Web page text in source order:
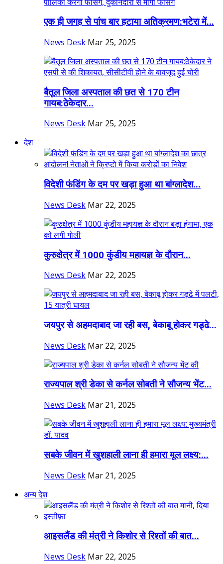
एक ही जगह से पांच बार हटाया अतिक्रमण:भटेरा में...
News Desk Mar 25, 2025
बैतूल जिला अस्पताल की छत से 170 टीन
गायब:ठेकेदार...
News Desk Mar 25, 2025
देश
विदेशी फंडिंग के दम पर खड़ा हुआ था बांग्लादेश...
News Desk Mar 22, 2025
कुरुक्षेत्र में 1000 कुंडीय महायज्ञ के दौरान...
News Desk Mar 22, 2025
जयपुर से अहमदाबाद जा रही बस, बेकाबू होकर गड्ढे...
News Desk Mar 22, 2025
राज्यपाल श्री डेका से कर्नल सोबती ने सौजन्य भेंट...
News Desk Mar 21, 2025
सबके जीवन में खुशहाली लाना ही हमारा मूल लक्ष्य:...
News Desk Mar 21, 2025
अन्य देश
आइसलैंड की मंत्री ने किशोर से रिश्तों की बात...
News Desk Mar 22, 2025